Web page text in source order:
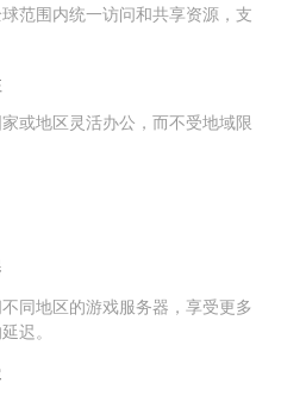
范围内统一访问和共享资源，支
或地区灵活办公，而不受地域限
同地区的游戏服务器，享受更多
迟。